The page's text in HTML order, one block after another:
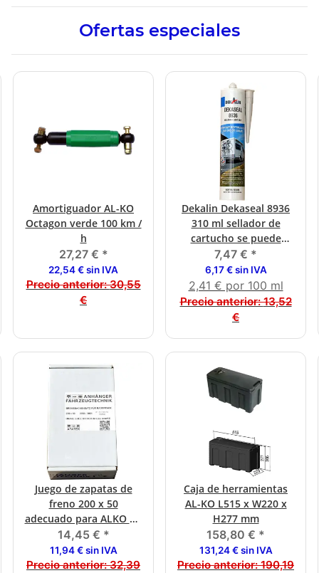
Ofertas especiales
Amortiguador AL-KO
Octagon verde 100 km /
h
27,27 € *
22,54 € sin IVA
Precio anterior:30,55
€
Dekalin Dekaseal 8936
310 ml sellador de
cartucho se puede
aplicar con toques gris
claro
7,47 € *
6,17 € sin IVA
2,41 € por 100 ml
Precio anterior:13,52
€
Juego de zapatas de
freno 200 x 50
adecuado para ALKO RB
2050/2051
14,45 € *
11,94 € sin IVA
Precio anterior:32,39
Caja de herramientas
AL-KO L515 x W220 x
H277 mm
158,80 € *
131,24 € sin IVA
Precio anterior:190,19